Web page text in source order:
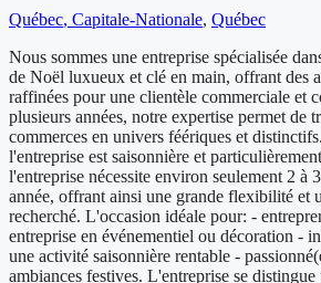
Québec, Capitale-Nationale, Québec
Nous sommes une entreprise spécialisée
de Noël luxueux et clé en main, offrant des
raffinées pour une clientèle commerciale et
plusieurs années, notre expertise permet de
commerces en univers féériques et
l'entreprise est saisonnière et
l'entreprise nécessite environ seulement 2 à
année, offrant ainsi une grande flexibilité et
recherché. L'occasion idéale pour: -
entreprise en événementiel ou décoration -
une activité saisonnière rentable -
ambiances festives. L'entreprise se